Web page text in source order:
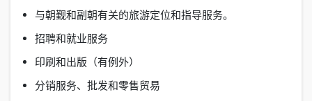
与朝觐和副朝有关的旅游定位和指导服务。
招聘和就业服务
印刷和出版（有例外）
分销服务、批发和零售贸易